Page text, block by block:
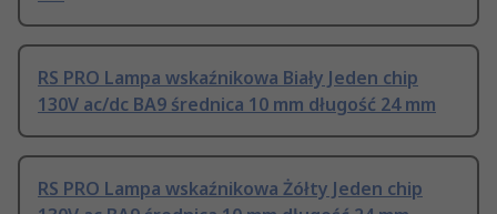
RS PRO Lampa wskaźnikowa Biały Jeden chip
130V ac/dc BA9 średnica 10 mm długość 24 mm
RS PRO Lampa wskaźnikowa Żółty Jeden chip